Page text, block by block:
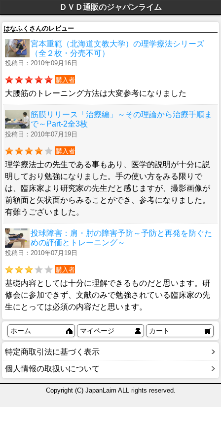
ＤＶＤ通販のジャパンライム
はなふくさんのレビュー
宮本重範（北海道文教大学）の理学療法シリーズ
（全２枚・分売不可）
投稿日：2010年09月16日
購入者
大腰筋のトレーニング方法は大変参考になりました
筋膜リリース「治療編」～その理論から治療手順ま
で～Part-2全3枚
投稿日：2010年07月19日
購入者
理学療法士の先生である事もあり、医学的説明が十分に説
明しており勉強になりました。手の使い方をみる限りで
は、臨床家より研究家の先生だと感じますが、撮影画像が
前額面と矢状面からみることができ、参考になりました。
有難うございました。
投球障害：肩・肘の障害予防～予防と再発を防ぐた
めの評価とトレーニング～
投稿日：2010年07月19日
購入者
基礎内容としては十分に理解できるものだと思います。研
修会に参加できず、文献のみで勉強されている臨床家の先
生にとっては必須の内容だと思います。
ホーム マイページ カート
特定商取引法に基づく表示
個人情報の取扱いについて
Copyright (C) JapanLaim ALL rights reserved.